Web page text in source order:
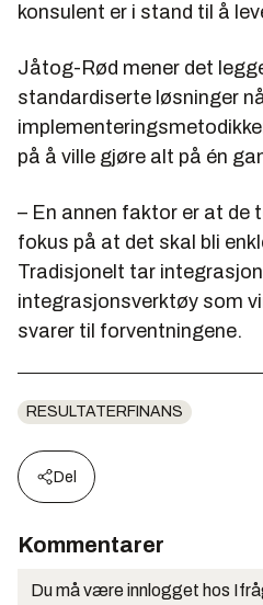
konsulent er i stand til å
Jåtog-Rød mener det
standardiserte løsninger
på å ville gjøre alt på én
– En annen faktor er at de
fokus på at det skal bli
Tradisjonelt tar
integrasjonsverktøy som
svarer til forventningene.
RESULTATERFINANS
Del
Kommentarer
Du må være innlogget hos